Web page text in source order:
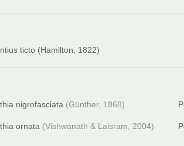
ticto (Hamilton, 1822)
nigrofasciata (Günther, 1868)
ornata (Vishwanath & Laisram, 2004)